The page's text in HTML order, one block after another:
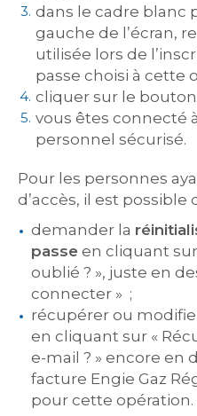
dans le cadre blanc
gauche de l’écran,
utilisée lors de
passe choisi à cette
cliquer sur le bouton
vous êtes connecté
personnel sécurisé.
Pour les personnes
d’accès, il est possible
demander la
passe en cliquant
oublié ? », juste en
connecter » ;
récupérer ou
en cliquant sur «
e-mail ? » encore en
facture Engie Gaz
pour cette opération.